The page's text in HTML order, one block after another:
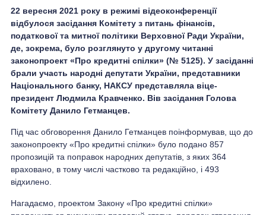
22 вересня 2021 року в режимі відеоконференції
відбулося засідання Комітету з питань фінансів,
податкової та митної політики Верховної Ради України,
де, зокрема, було розглянуто у другому читанні
законопроект «Про кредитні спілки» (№ 5125). У засіданні
брали участь народні депутати України, представники
Національного банку, НАКСУ представляла віце-
президент Людмила Кравченко. Вів засідання Голова
Комітету Данило Гетманцев.
Під час обговорення Данило Гетманцев поінформував, що до
законопроекту «Про кредитні спілки» було подано 857
пропозицій та поправок народних депутатів, з яких 364
враховано, в тому числі частково та редакційно, і 493
відхилено.
Нагадаємо, проектом Закону «Про кредитні спілки»